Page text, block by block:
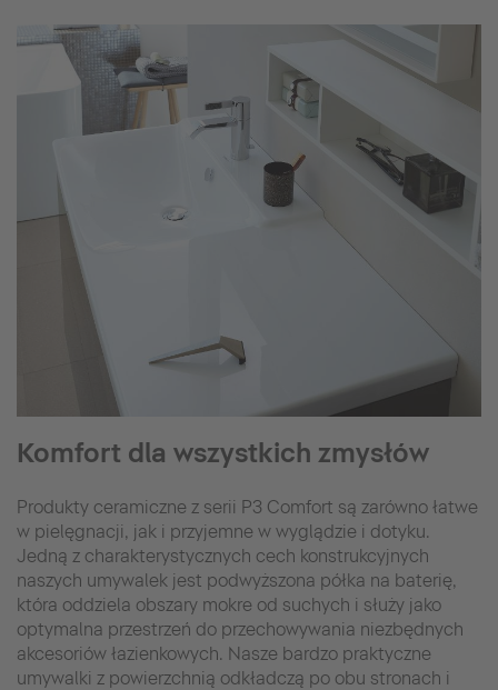
Komfort dla wszystkich zmysłów
Produkty ceramiczne z serii P3 Comfort są zarówno łatwe
w pielęgnacji, jak i przyjemne w wyglądzie i dotyku.
Jedną z charakterystycznych cech konstrukcyjnych
naszych umywalek jest podwyższona półka na baterię,
która oddziela obszary mokre od suchych i służy jako
optymalna przestrzeń do przechowywania niezbędnych
akcesoriów łazienkowych. Nasze bardzo praktyczne
umywalki z powierzchnią odkładczą po obu stronach i